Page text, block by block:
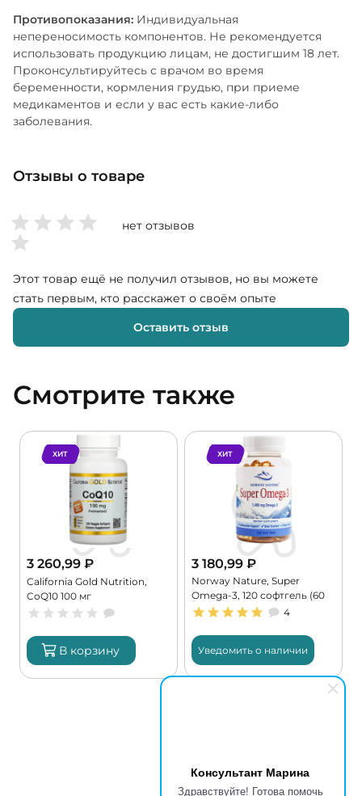
Консультант Марина
Здравствуйте! Готова помочь
Противопоказания: Индивидуальная
непереносимость компонентов. Не рекомендуется
использовать продукцию лицам, не достигшим 18 лет.
Проконсультируйтесь с врачом во время
беременности, кормления грудью, при приеме
медикаментов и если у вас есть какие-либо
заболевания.
Отзывы о товаре
нет отзывов
Этот товар ещё не получил отзывов, но вы можете
стать первым, кто расскажет о своём опыте
Оставить отзыв
Смотрите также
ХИТ
3 260,99 ₽
California Gold Nutrition,
CoQ10 100 мг
В корзину
ХИТ
3 180,99 ₽
Norway Nature, Super
Omega-3, 120 софтгель (60
порций)
4
Уведомить о наличии